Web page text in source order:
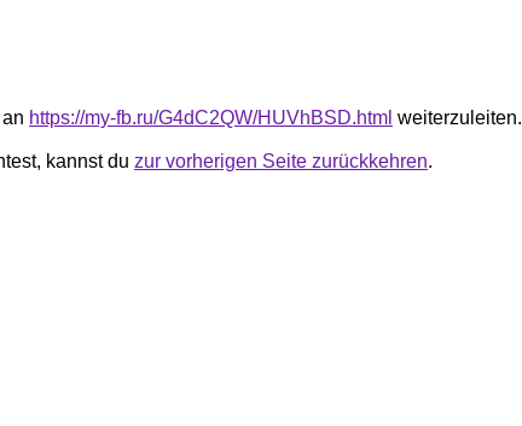
https://my-fb.ru/G4dC2QW/HUVhBSD.html weiterzuleiten.
kannst du zur vorherigen Seite zurückkehren.